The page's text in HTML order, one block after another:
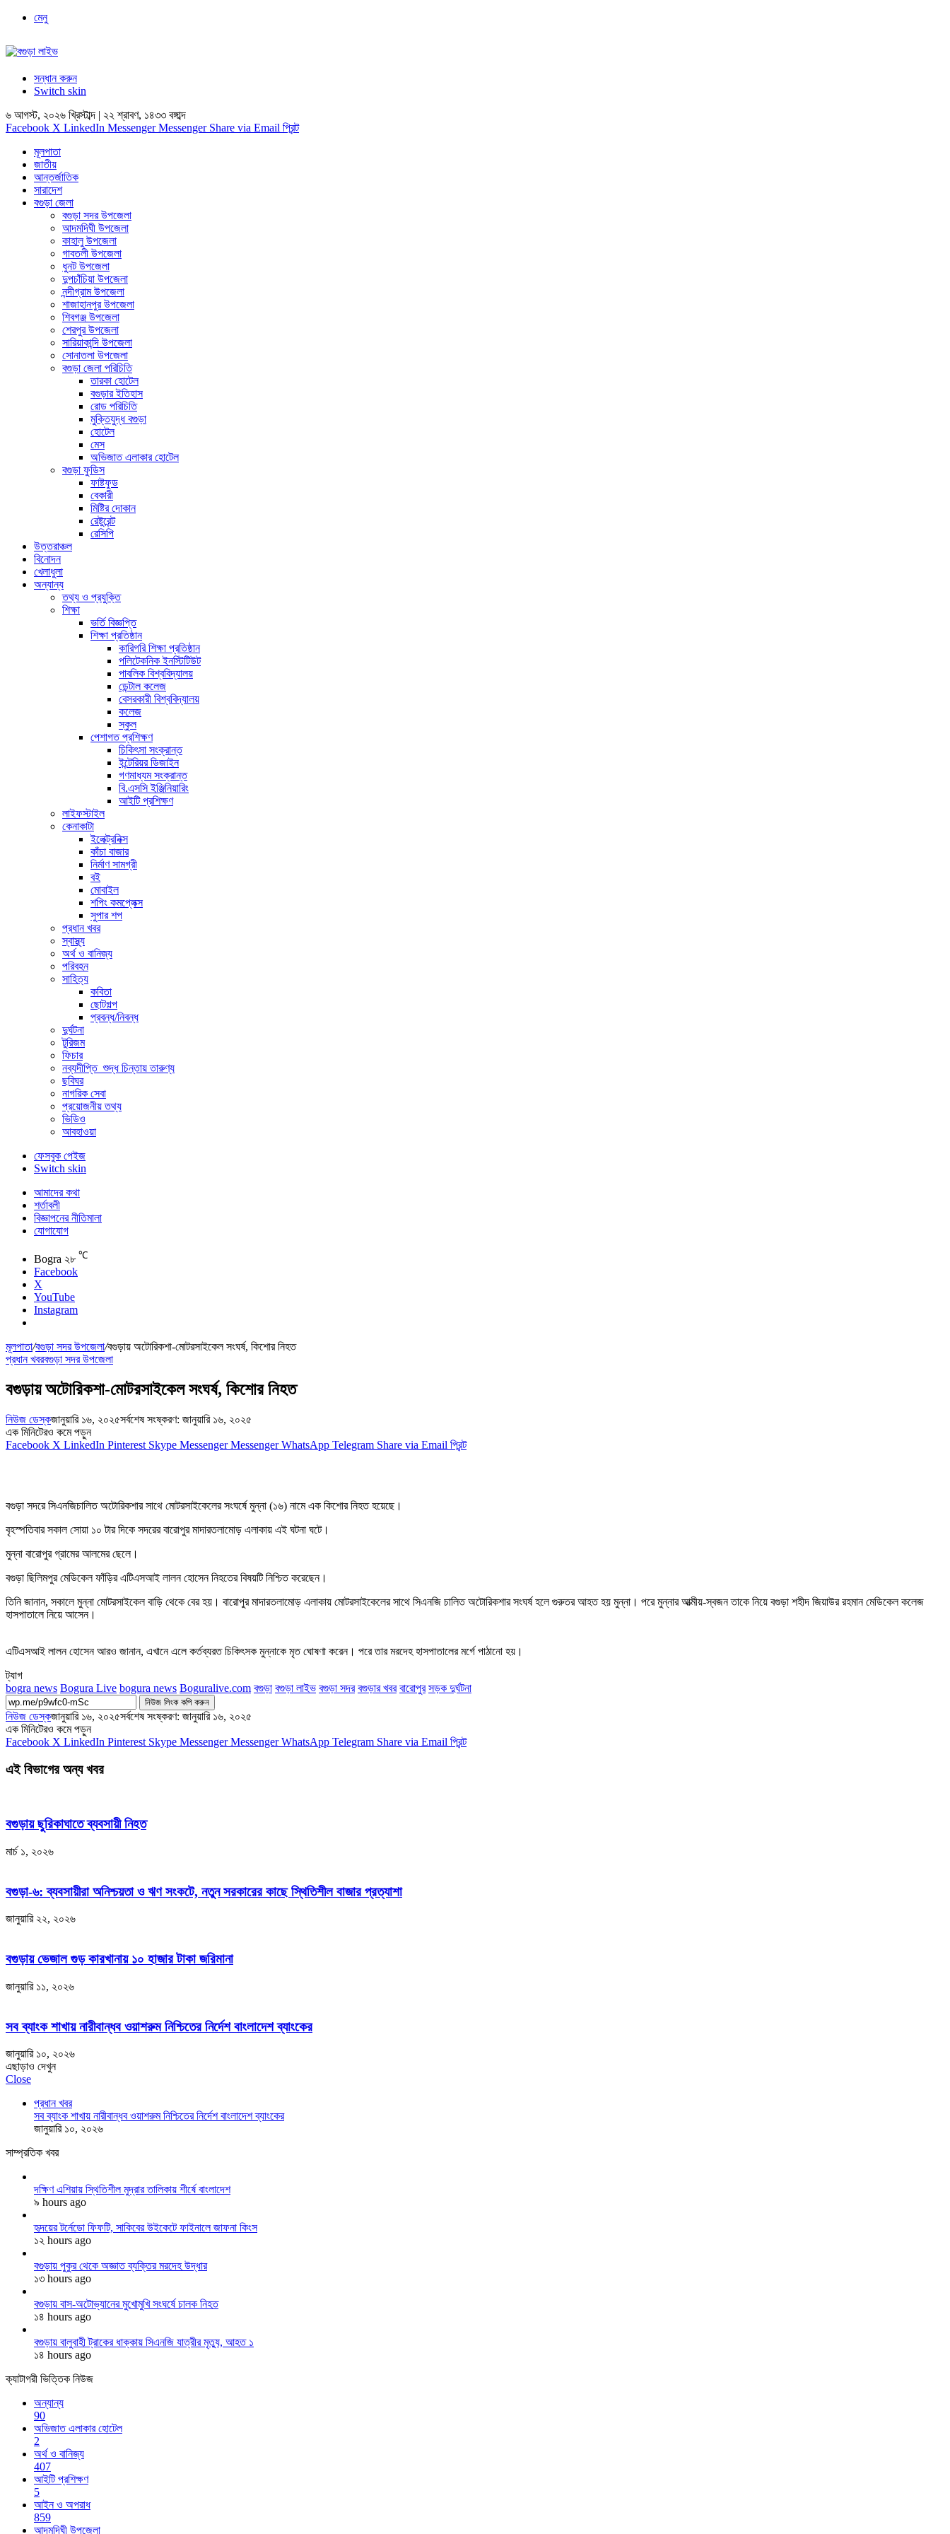
মেনু
সন্ধান করুন
Switch skin
৬ আগস্ট, ২০২৬ খ্রিস্টাব্দ | ২২ শ্রাবণ, ১৪৩৩ বঙ্গাব্দ
Facebook X LinkedIn Messenger Messenger Share via Email প্রিন্ট
মূলপাতা
জাতীয়
আন্তর্জাতিক
সারাদেশ
বগুড়া জেলা
বগুড়া সদর উপজেলা
আদমদিঘী উপজেলা
কাহালু উপজেলা
গাবতলী উপজেলা
ধুনট উপজেলা
দুপচাঁচিয়া উপজেলা
নন্দীগ্রাম উপজেলা
শাজাহানপুর উপজেলা
শিবগঞ্জ উপজেলা
শেরপুর উপজেলা
সারিয়াকান্দি উপজেলা
সোনাতলা উপজেলা
বগুড়া জেলা পরিচিতি
তারকা হোটেল
বগুড়ার ইতিহাস
রোড পরিচিতি
মুক্তিযুদ্ধ বগুড়া
হোটেল
মেস
অভিজাত এলাকার হোটেল
বগুড়া ফুডিস
ফাষ্টফুড
বেকারী
মিষ্টির দোকান
রেষ্টুরেন্ট
রেসিপি
উত্তরাঞ্চল
বিনোদন
খেলাধুলা
অন্যান্য
তথ্য ও প্রযুক্তি
শিক্ষা
ভর্তি বিজ্ঞপ্তি
শিক্ষা প্রতিষ্ঠান
কারিগরি শিক্ষা প্রতিষ্ঠান
পলিটেকনিক ইনস্টিটিউট
পাবলিক বিশ্ববিদ্যালয়
ডেন্টাল কলেজ
বেসরকারী বিশ্ববিদ্যালয়
কলেজ
স্কুল
পেশাগত প্রশিক্ষণ
চিকিৎসা সংক্রান্ত
ইন্টেরিয়র ডিজাইন
গণমাধ্যম সংক্রান্ত
বি.এসসি ইঞ্জিনিয়ারিং
আইটি প্রশিক্ষণ
লাইফস্টাইল
কেনাকাটা
ইলেক্ট্রনিক্স
কাঁচা বাজার
নির্মাণ সামগ্রী
বই
মোবাইল
শপিং কমপ্লেক্স
সুপার শপ
প্রধান খবর
স্বাস্থ্য
অর্থ ও বানিজ্য
পরিবহন
সাহিত্য
কবিতা
ছোটগল্প
প্রবন্ধ/নিবন্ধ
দুর্ঘটনা
টুরিজম
ফিচার
নব্যদীপ্তি_শুদ্ধ চিন্তায় তারুণ্য
ছবিঘর
নাগরিক সেবা
প্রয়োজনীয় তথ্য
ভিডিও
আবহাওয়া
ফেসবুক পেইজ
Switch skin
আমাদের কথা
শর্তাবলী
বিজ্ঞাপনের নীতিমালা
যোগাযোগ
Bogra ২৮ ℃
Facebook
X
YouTube
Instagram
মূলপাতা/বগুড়া সদর উপজেলা/বগুড়ায় অটোরিকশা-মোটরসাইকেল সংঘর্ষ, কিশোর নিহত
প্রধান খবরবগুড়া সদর উপজেলা
বগুড়ায় অটোরিকশা-মোটরসাইকেল সংঘর্ষ, কিশোর নিহত
নিউজ ডেস্কজানুয়ারি ১৬, ২০২৫সর্বশেষ সংষ্করণ: জানুয়ারি ১৬, ২০২৫
এক মিনিটেরও কমে পড়ুন
Facebook X LinkedIn Pinterest Skype Messenger Messenger WhatsApp Telegram Share via Email প্রিন্ট
বগুড়া সদরে সিএনজিচালিত অটোরিকশার সাথে মোটরসাইকেলের সংঘর্ষে মুন্না (১৬) নামে এক কিশোর নিহত হয়েছে।
বৃহস্পতিবার সকাল সোয়া ১০ টার দিকে সদরের বারোপুর মাদারতলামোড় এলাকায় এই ঘটনা ঘটে।
মুন্না বারোপুর গ্রামের আলমের ছেলে।
বগুড়া ছিলিমপুর মেডিকেল ফাঁড়ির এটিএসআই লালন হোসেন নিহতের বিষয়টি নিশ্চিত করেছেন।
তিনি জানান, সকালে মুন্না মোটরসাইকেল বাড়ি থেকে বের হয়। বারোপুর মাদারতলামোড় এলাকায় মোটরসাইকেলের সাথে সিএনজি চালিত অটোরিকশার সংঘর্ষ হলে গুরুতর আহত হয় মুন্না। পরে মুন্নার আত্মীয়-স্বজন তাকে নিয়ে বগুড়া শহীদ জিয়াউর রহমান মেডিকেল কলেজ
হাসপাতালে নিয়ে আসেন।
এটিএসআই লালন হোসেন আরও জানান, এখানে এলে কর্তব্যরত চিকিৎসক মুন্নাকে মৃত ঘোষণা করেন। পরে তার মরদেহ হাসপাতালের মর্গে পাঠানো হয়।
ট্যাগ
bogra news Bogura Live bogura news Boguralive.com বগুড়া বগুড়া লাইভ বগুড়া সদর বগুড়ার খবর বারোপুর সড়ক দুর্ঘটনা
নিউজ লিংক কপি করুন
নিউজ ডেস্কজানুয়ারি ১৬, ২০২৫সর্বশেষ সংষ্করণ: জানুয়ারি ১৬, ২০২৫
এক মিনিটেরও কমে পড়ুন
Facebook X LinkedIn Pinterest Skype Messenger Messenger WhatsApp Telegram Share via Email প্রিন্ট
এই বিভাগের অন্য খবর
বগুড়ায় ছুরিকাঘাতে ব্যবসায়ী নিহত
মার্চ ১, ২০২৬
বগুড়া-৬: ব্যবসায়ীরা অনিশ্চয়তা ও ঋণ সংকটে, নতুন সরকারের কাছে স্থিতিশীল বাজার প্রত্যাশা
জানুয়ারি ২২, ২০২৬
বগুড়ায় ভেজাল গুড় কারখানায় ১০ হাজার টাকা জরিমানা
জানুয়ারি ১১, ২০২৬
সব ব্যাংক শাখায় নারীবান্ধব ওয়াশরুম নিশ্চিতের নির্দেশ বাংলাদেশ ব্যাংকের
জানুয়ারি ১০, ২০২৬
এছাড়াও দেখুন
Close
প্রধান খবর
সব ব্যাংক শাখায় নারীবান্ধব ওয়াশরুম নিশ্চিতের নির্দেশ বাংলাদেশ ব্যাংকের
জানুয়ারি ১০, ২০২৬
সাম্প্রতিক খবর
দক্ষিণ এশিয়ায় স্থিতিশীল মুদ্রার তালিকায় শীর্ষে বাংলাদেশ
৯ hours ago
হৃদয়ের টর্নেডো ফিফটি, সাকিবের উইকেটে ফাইনালে জাফনা কিংস
১২ hours ago
বগুড়ায় পুকুর থেকে অজ্ঞাত ব্যক্তির মরদেহ উদ্ধার
১৩ hours ago
বগুড়ায় বাস-অটোভ্যানের মুখোমুখি সংঘর্ষে চালক নিহত
১৪ hours ago
বগুড়ায় বালুবাহী ট্রাকের ধাক্কায় সিএনজি যাত্রীর মৃত্যু, আহত ১
১৪ hours ago
ক্যাটাগরী ভিত্তিক নিউজ
অন্যান্য
90
অভিজাত এলাকার হোটেল
2
অর্থ ও বানিজ্য
407
আইটি প্রশিক্ষণ
5
আইন ও অপরাধ
859
আদমদিঘী উপজেলা